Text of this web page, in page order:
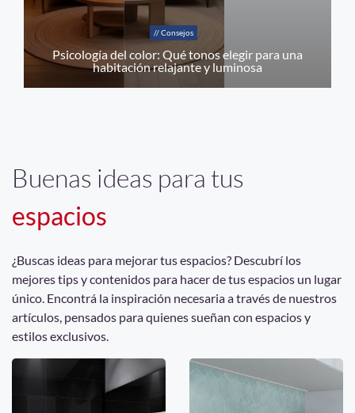
// Consejos
Psicología del color: Qué tonos elegir para una
habitación relajante y luminosa
Buenas ideas para tus
espacios
¿Buscas ideas para mejorar tus espacios? Descubrí los
mejores tips y contenidos para hacer de tus espacios un lugar
único. Encontrá la inspiración necesaria a través de nuestros
artículos, pensados para quienes sueñan con espacios y
estilos exclusivos.